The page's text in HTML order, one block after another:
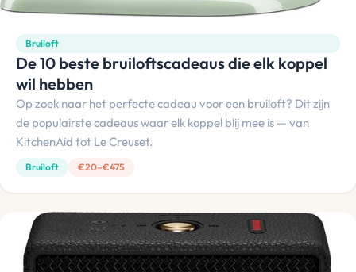
Bruiloft
De 10 beste bruiloftscadeaus die elk koppel
wil hebben
Op zoek naar het perfecte cadeau voor een bruiloft? Dit zijn
de populairste cadeaus waar elk koppel blij mee is — van
KitchenAid tot Le Creuset.
Bruiloft €20–€475